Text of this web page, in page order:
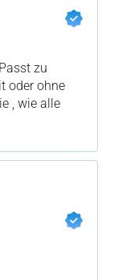
zu
oder ohne
, wie alle